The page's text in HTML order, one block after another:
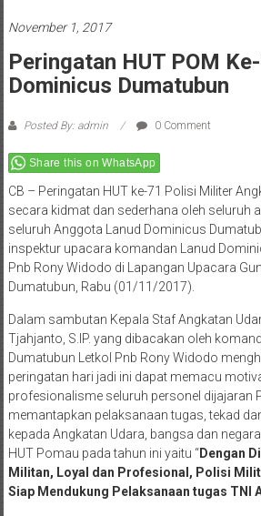
November 1, 2017
Peringatan HUT POM
Dominicus Dumatubun
Posted By: admin 0 Comment
Share this on WhatsApp
CB – Peringatan HUT ke-71 Polisi Militer
secara kidmat dan sederhana oleh seluruh
seluruh Anggota Lanud Dominicus
inspektur upacara komandan Lanud
Pnb Rony Widodo di Lapangan Upacara
Dumatubun, Rabu (01/11/2017).
Dalam sambutan Kepala Staf Angkatan
Tjahjanto, S.IP. yang dibacakan oleh
Dumatubun Letkol Pnb Rony Widodo
peringatan hari jadi ini dapat memacu
profesionalisme seluruh personel dijajaran
memantapkan pelaksanaan tugas, tekad
kepada Angkatan Udara, bangsa dan
HUT Pomau pada tahun ini yaitu “Dengan
Militan, Loyal dan Profesional, Polisi
Siap Mendukung Pelaksanaan tugas TNI